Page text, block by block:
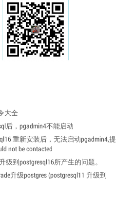
大全
后，pgadmin4不能启动
重新安装后，无法启动pgadmin4,提
not be contacted
级到postgresql16所产生的问题。
升级postgres (postgresql11 升级到